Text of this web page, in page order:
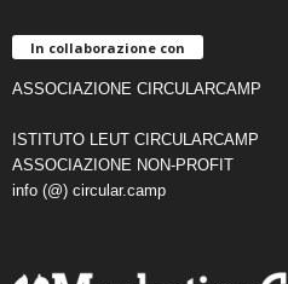
In collaborazione con
ASSOCIAZIONE CIRCULARCAMP
ISTITUTO LEUT CIRCULARCAMP
ASSOCIAZIONE NON-PROFIT
info (@) circular.camp